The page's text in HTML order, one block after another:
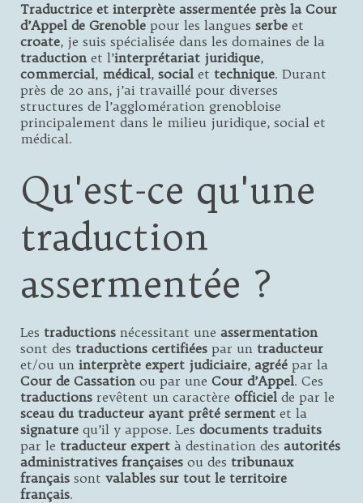
Traductrice et interprète assermentée près la Cour
d’Appel de Grenoble pour les langues serbe et
croate, je suis spécialisée dans les domaines de la
traduction et l’interprétariat juridique,
commercial, médical, social et technique. Durant
près de 20 ans, j’ai travaillé pour diverses
structures de l’agglomération grenobloise
principalement dans le milieu juridique, social et
médical.
Qu'est-ce qu'une
traduction
assermentée ?
Les traductions nécessitant une assermentation
sont des traductions certifiées par un traducteur
et/ou un interprète expert judiciaire, agréé par la
Cour de Cassation ou par une Cour d’Appel. Ces
traductions revêtent un caractère officiel de par le
sceau du traducteur ayant prêté serment et la
signature qu’il y appose. Les documents traduits
par le traducteur expert à destination des autorités
administratives françaises ou des tribunaux
français sont valables sur tout le territoire
français.